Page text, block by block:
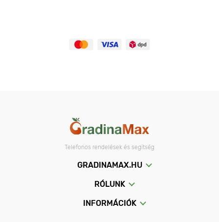
Telefonos rendelések és segítség
GRADINAMAX.HU
RÓLUNK
INFORMÁCIÓK